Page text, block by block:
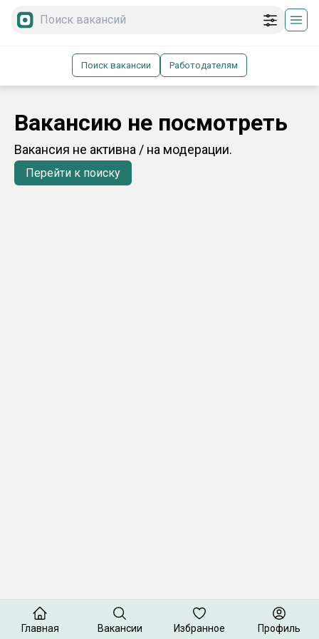
Поиск вакансии Работодателям
Вакансию не посмотреть
Вакансия не активна / на модерации.
Перейти к поиску
Главная Вакансии Избранное Профиль